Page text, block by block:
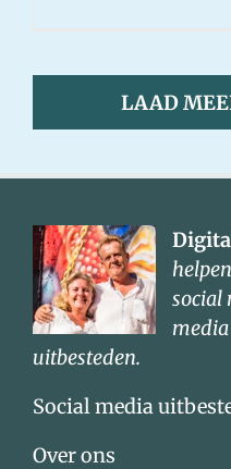
LAAD
social
uitbesteden.
Social media
Over ons